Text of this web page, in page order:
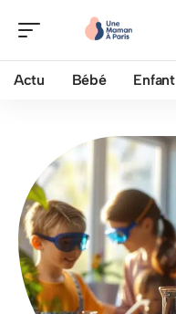
Actu Bébé Enfant